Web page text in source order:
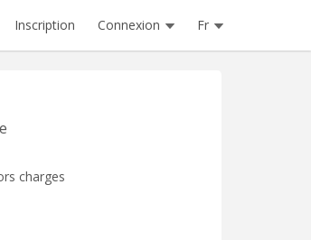
Inscription Connexion Fr
charges